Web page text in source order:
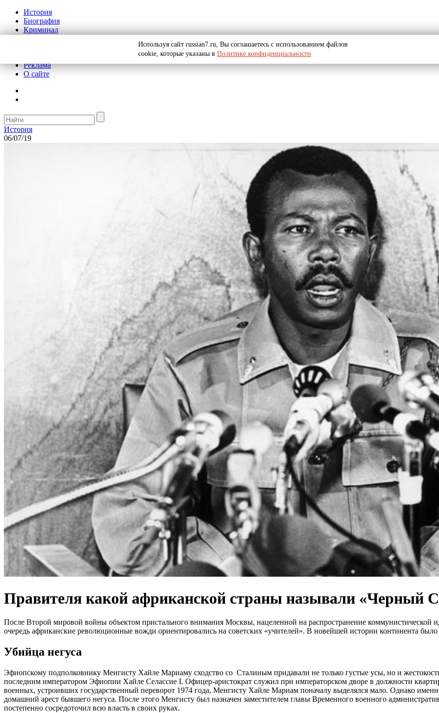
История
Биография
Криминал
Реклама
О сайте
История
06/07/19
Правителя какой африканской страны называли «Черный
После Второй мировой войны объектом пристального внимания Москвы, нацеленной на распространение
очередь африканские революционные вожди ориентировались на советских «учителей». В новейшей истории континента
Убийца негуса
Эфиопскому подполковнику Менгисту Хайле Мариаму сходство со Сталиным придавали не только густые усы, но и
последним императором Эфиопии Хайле Селассие I. Офицер-аристократ служил при императорском дворе в должности
военных, устроивших государственный переворот 1974 года, Менгисту Хайле Мариам поначалу выделялся мало. Однако
домашний арест бывшего негуса. После этого Менгисту был назначен заместителем главы Временного военного
постепенно сосредоточил всю власть в своих руках.
Используя сайт russian7.ru, Вы соглашаетесь с использованием файлов
cookie, которые указаны в Политике конфиденциальности